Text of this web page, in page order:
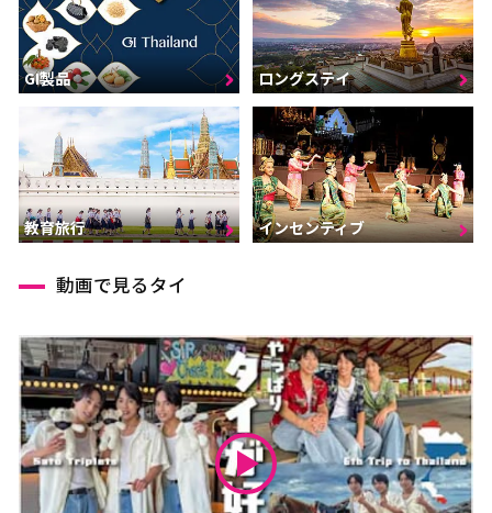
GI製品 ロングステイ
教育旅行 インセンティブ
動画で見るタイ